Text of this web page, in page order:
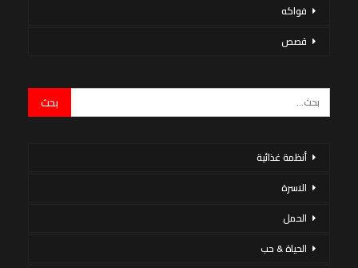
فواكه
قصص
أنظمة غذائية
الاسرة
الحمل
الحياة & حب